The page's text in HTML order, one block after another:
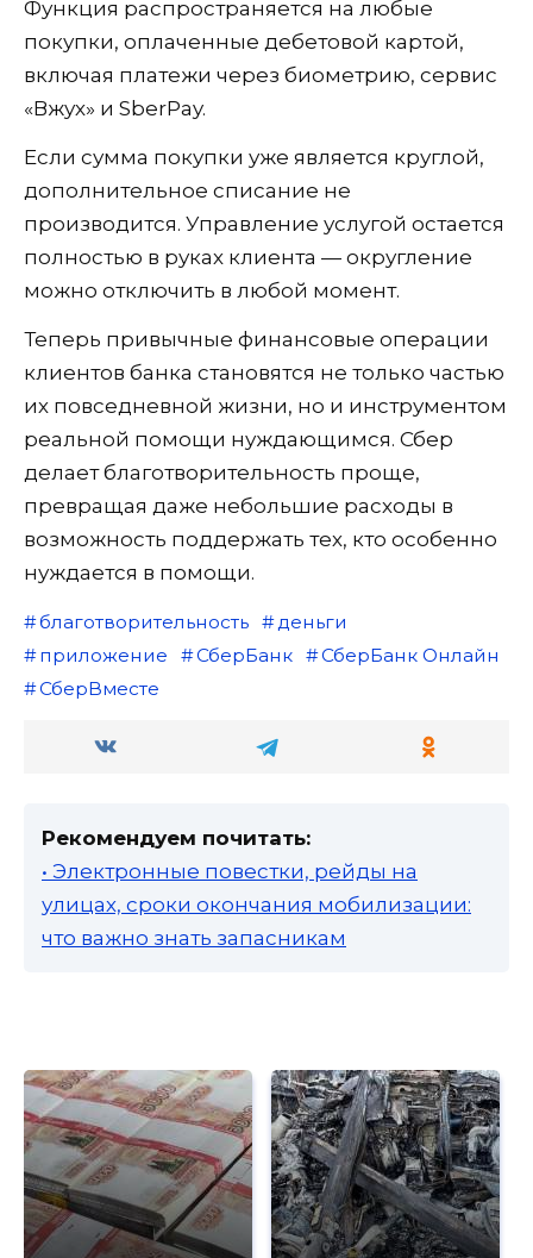
Функция распространяется на любые
покупки, оплаченные дебетовой картой,
включая платежи через биометрию, сервис
«Вжух» и SberPay.
Если сумма покупки уже является круглой,
дополнительное списание не
производится. Управление услугой остается
полностью в руках клиента — округление
можно отключить в любой момент.
Теперь привычные финансовые операции
клиентов банка становятся не только частью
их повседневной жизни, но и инструментом
реальной помощи нуждающимся. Сбер
делает благотворительность проще,
превращая даже небольшие расходы в
возможность поддержать тех, кто особенно
нуждается в помощи.
благотворительность
деньги
приложение
СберБанк
СберБанк Онлайн
СберВместе
Рекомендуем почитать:
• Электронные повестки, рейды на
улицах, сроки окончания мобилизации:
что важно знать запасникам